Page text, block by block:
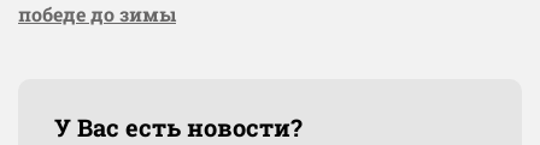
победе до зимы
У Вас есть новости?